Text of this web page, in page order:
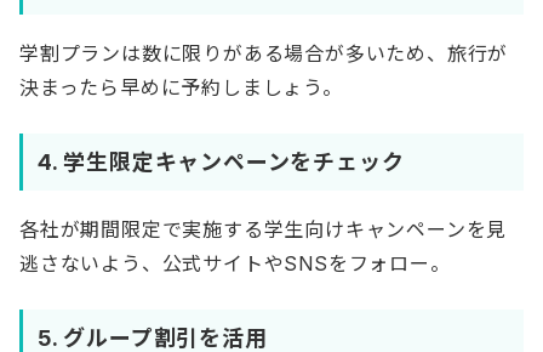
学割プランは数に限りがある場合が多いため、旅行が
決まったら早めに予約しましょう。
4. 学生限定キャンペーンをチェック
各社が期間限定で実施する学生向けキャンペーンを見
逃さないよう、公式サイトやSNSをフォロー。
5. グループ割引を活用